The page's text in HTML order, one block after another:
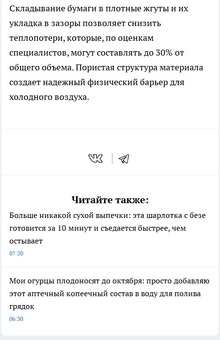
Складывание бумаги в плотные жгуты и их
укладка в зазоры позволяет снизить
теплопотери, которые, по оценкам
специалистов, могут составлять до 30% от
общего объема. Пористая структура материала
создает надежный физический барьер для
холодного воздуха.
Читайте также:
Больше никакой сухой выпечки: эта шарлотка с безе
готовится за 10 минут и съедается быстрее, чем
остывает
07:20
Мои огурцы плодоносят до октября: просто добавляю
этот аптечный копеечный состав в воду для полива
грядок
06:30